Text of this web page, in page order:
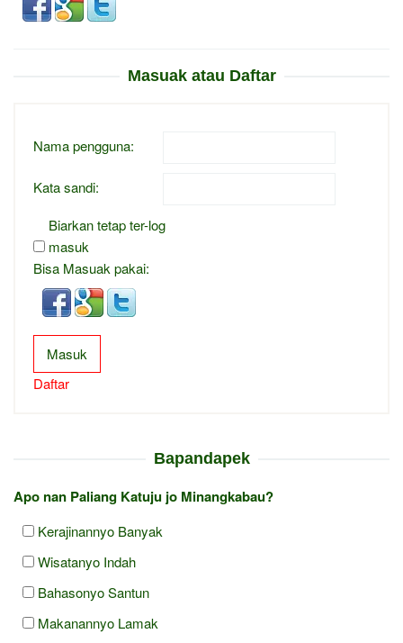
Masuak atau Daftar
Nama pengguna:
Kata sandi:
Biarkan tetap ter-log
masuk
Bisa Masuak pakai:
Masuk
Daftar
Bapandapek
Apo nan Paliang Katuju jo Minangkabau?
Kerajinannyo Banyak
Wisatanyo Indah
Bahasonyo Santun
Makanannyo Lamak